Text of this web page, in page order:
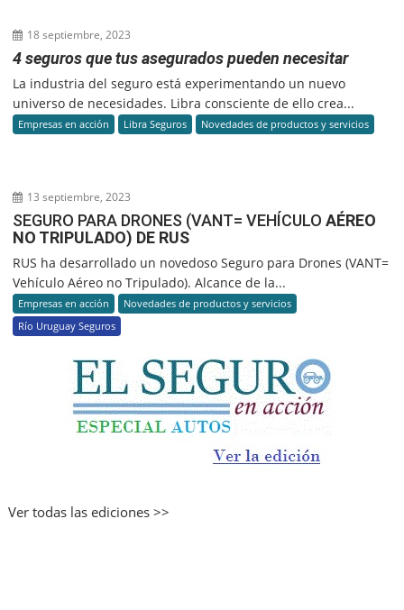
18 septiembre, 2023
4 seguros que tus asegurados pueden necesitar
La industria del seguro está experimentando un nuevo
universo de necesidades. Libra consciente de ello crea...
Empresas en acción Libra Seguros Novedades de productos y servicios
13 septiembre, 2023
SEGURO PARA DRONES (VANT= VEHÍCULOAÉREO
NO TRIPULADO) DE RUS
RUS ha desarrollado un novedoso Seguro para Drones (VANT=
Vehículo Aéreo no Tripulado). Alcance de la...
Empresas en acción
Novedades de productos y servicios
Río Uruguay Seguros
Ver todas las ediciones >>